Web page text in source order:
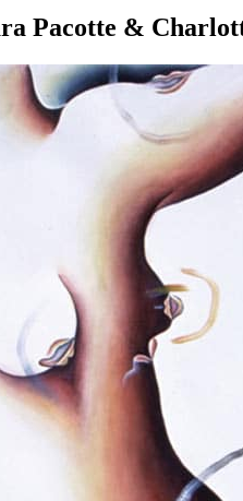
Pacotte &